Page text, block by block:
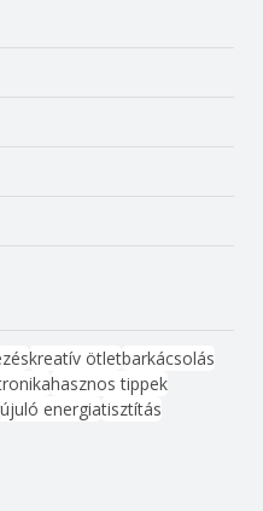
kreatív ötletbarkácsolás
hasznos tippek
energiatisztítás